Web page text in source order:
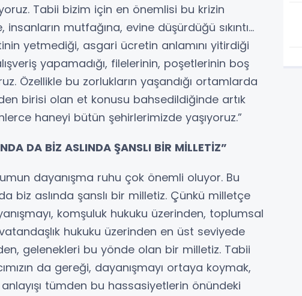
Tabii bizim için en önemlisi bu krizin
mutfağına, evine düşürdüğü sıkıntı…
yetmediği, asgari ücretin anlamını yitirdiği
yapamadığı, filelerinin, poşetlerinin boş
Özellikle bu zorlukların yaşandığı ortamlarda
birisi olan et konusu bahsedildiğinde artık
haneyi bütün şehirlerimizde yaşıyoruz.”
DA BİZ ASLINDA ŞANSLI BİR MİLLETİZ”
dayanışma ruhu çok önemli oluyor. Bu
biz aslında şanslı bir milletiz. Çünkü milletçe
komşuluk hukuku üzerinden, toplumsal
hukuku üzerinden en üst seviyede
gelenekleri bu yönde olan bir milletiz. Tabii
da gereği, dayanışmayı ortaya koymak,
tümden bu hassasiyetlerin önündeki